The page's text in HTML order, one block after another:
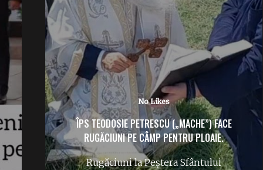
No Likes
ÎPS TEODOSIE PETRESCU („MACHE”) FACE
RUGĂCIUNI PE CÂMP PENTRU PLOAIE.
Rugăciuni la Peștera Sfântului